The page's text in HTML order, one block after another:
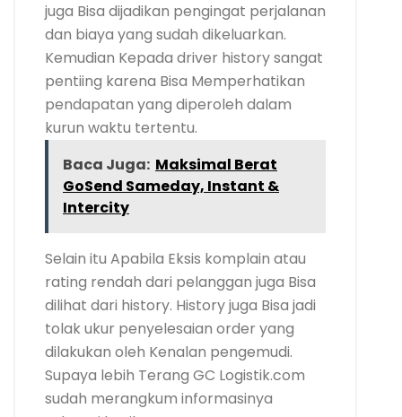
juga Bisa dijadikan pengingat perjalanan
dan biaya yang sudah dikeluarkan.
Kemudian Kepada driver history sangat
pentiing karena Bisa Memperhatikan
pendapatan yang diperoleh dalam
kurun waktu tertentu.
Baca Juga: Maksimal Berat
GoSend Sameday, Instant &
Intercity
Selain itu Apabila Eksis komplain atau
rating rendah dari pelanggan juga Bisa
dilihat dari history. History juga Bisa jadi
tolak ukur penyelesaian order yang
dilakukan oleh Kenalan pengemudi.
Supaya lebih Terang GC Logistik.com
sudah merangkum informasinya